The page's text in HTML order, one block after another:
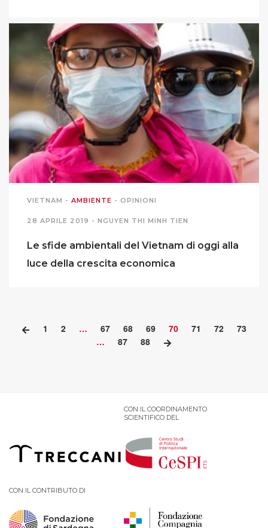
VIETNAM - AMBIENTE - OPINIONI
28 APRILE 2019 - NGUYEN THI MINH TIEN
Le sfide ambientali del Vietnam di oggi alla
luce della crescita economica
1 2 … 67 68 69 70 71 72
73
…
87 88
CON IL COORDINAMENTO
SCIENTIFICO DEL
CON IL CONTRIBUTO DI